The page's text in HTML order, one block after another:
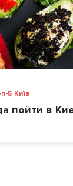
5 Київ
пойти в